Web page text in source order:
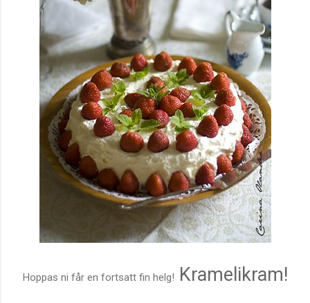
Hoppas ni får en fortsatt fin helg! Kramelikram!